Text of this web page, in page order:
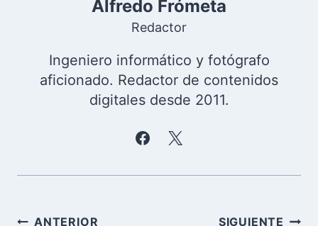
Alfredo Frómeta
Redactor
Ingeniero informático y fotógrafo
aficionado. Redactor de contenidos
digitales desde 2011.
ANTERIOR SIGUIENTE